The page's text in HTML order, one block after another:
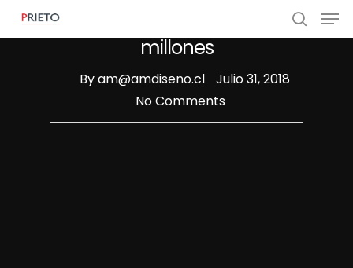
millones
Byam@amdiseno.cl
Julio 31, 2018
No Comments